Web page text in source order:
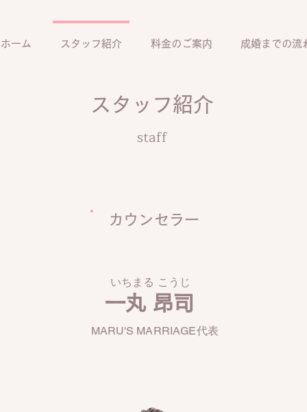
ホーム スタッフ紹介 料金のご案内 成婚までの流
スタッフ紹介
staff
カウンセラー
​一丸 昂司
いちまる こうじ
​MARU'S MARRIAGE代表